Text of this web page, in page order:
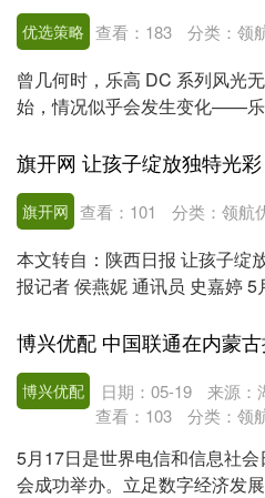
优选策略 查看： 183 分类： 领
曾几何时，乐高 DC 系列风光
始，情况似乎会发生变化——
旗开网 让孩子绽放独特光彩
旗开网 查看： 101 分类： 领航
本文转自：陕西日报 让孩子
报记者 侯燕妮 通讯员 史嘉婷
博兴优配 中国联通在内蒙
博兴优配 日期：05-19
来源：
查看： 103 分类： 领
5月17日是世界电信和信息社
会成功举办。立足数字经济发